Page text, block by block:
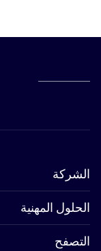
الشركة
الحلول المهنية
التصفح